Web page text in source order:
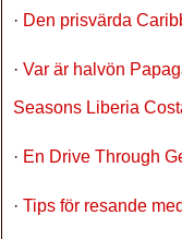
· Den prisvärda
· Var är halvön
Seasons Liberia
· En Drive Through
· Tips för resande